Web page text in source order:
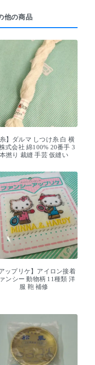
他の商品
糸】ダルマ しつけ糸 白 横
式会社 綿100% 20番手 3
本撚り 裁縫 手芸 仮縫い
アップリケ】アイロン接着
ンシー 動物柄 11種類 洋
服 鞄 補修